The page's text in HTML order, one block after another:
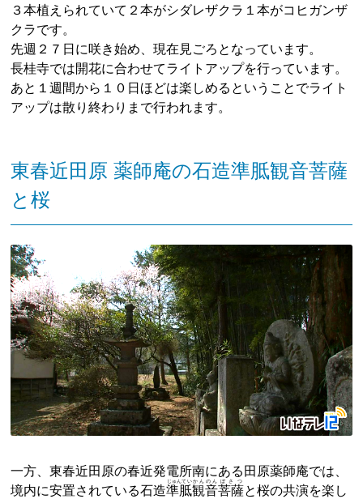
３本植えられていて２本がシダレザクラ１本がコヒガンザ
クラです。
先週２７日に咲き始め、現在見ごろとなっています。
長桂寺では開花に合わせてライトアップを行っています。
あと１週間から１０日ほどは楽しめるということでライト
アップは散り終わりまで行われます。
東春近田原 薬師庵の石造準胝観音菩薩
と桜
一方、東春近田原の春近発電所南にある田原薬師庵では、
境内に安置されている石造準胝
じゅんてい
観音
かんのん
菩薩
ぼさつ
と桜の共演を楽し